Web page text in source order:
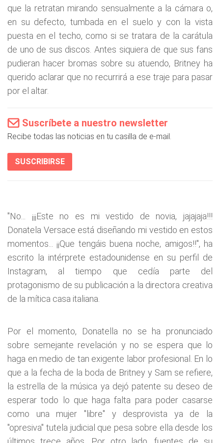
que la retratan mirando sensualmente a la cámara o,
en su defecto, tumbada en el suelo y con la vista
puesta en el techo, como si se tratara de la carátula
de uno de sus discos. Antes siquiera de que sus fans
pudieran hacer bromas sobre su atuendo, Britney ha
querido aclarar que no recurrirá a ese traje para pasar
por el altar.
Suscríbete a nuestro newsletter
Recibe todas las noticias en tu casilla de e-mail.
SUSCRIBIRSE
"No... ¡¡¡Este no es mi vestido de novia, jajajaja!!!
Donatela Versace está diseñando mi vestido en estos
momentos... ¡¡Que tengáis buena noche, amigos!!", ha
escrito la intérprete estadounidense en su perfil de
Instagram, al tiempo que cedía parte del
protagonismo de su publicación a la directora creativa
de la mítica casa italiana.
Por el momento, Donatella no se ha pronunciado
sobre semejante revelación y no se espera que lo
haga en medio de tan exigente labor profesional. En lo
que a la fecha de la boda de Britney y Sam se refiere,
la estrella de la música ya dejó patente su deseo de
esperar todo lo que haga falta para poder casarse
como una mujer "libre" y desprovista ya de la
"opresiva" tutela judicial que pesa sobre ella desde los